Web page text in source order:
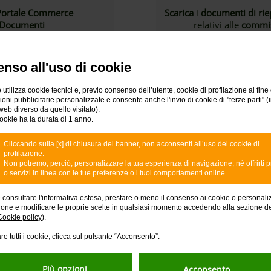
all'uso di cookie
utilizza cookie tecnici e, previo consenso dell’utente, cookie di profilazione al fine
pubblicitarie personalizzate e consente anche l'invio di cookie di "terze parti"
diverso da quello visitato).
ha la durata di 1 anno.
Cliccando sulla [x] di chiusura del banner, non acconsenti all’uso dei cookie di
profilazione.
Non potremo, perciò, personalizzare la tua esperienza di navigazione, né offrirti
o servizi in linea con le tue preferenze o i tuoi comportamenti online.
consultare l'informativa estesa, prestare o meno il consenso ai cookie o
e modificare le proprie scelte in qualsiasi momento accedendo alla sezione
policy).
tutti i cookie, clicca sul pulsante “Acconsento”.
Commerce
Scarica i documenti di
relativi alle
sulle transazioni
(Visa, Mastercard,
per le quali
di
Sono
altri prestatori
American Express e
con carte dei rispettivi
a loro
Presenta al tuo
raccolta per
d’imposta del
successivo a